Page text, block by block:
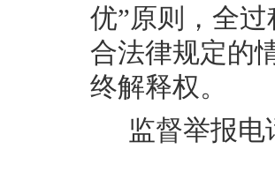
优”原则，全
合法律规定的
终解释权。
监督举报电